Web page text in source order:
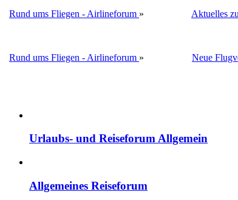
Rund ums Fliegen - Airlineforum » Aktuelles
Rund ums Fliegen - Airlineforum » Neue
Urlaubs- und Reiseforum Allgemein
Allgemeines Reiseforum